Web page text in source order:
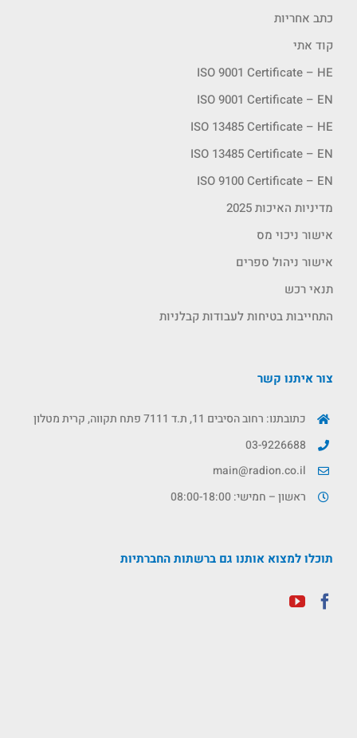
כתב אחריות
קוד אתי
ISO 9001 Certificate – HE
ISO 9001 Certificate – EN
ISO 13485 Certificate – HE
ISO 13485 Certificate – EN
ISO 9100 Certificate – EN
מדיניות האיכות 2025
אישור ניכוי מס
אישור ניהול ספרים
תנאי רכש
התחייבות בטיחות לעבודות קבלניות
צור איתנו קשר
כתובתנו: רחוב הסיבים 11, ת.ד 7111 פתח תקווה, קרית מטלון
03-9226688
main@radion.co.il
ראשון – חמישי: 08:00-18:00
תוכלו למצוא אותנו גם ברשתות החברתיות